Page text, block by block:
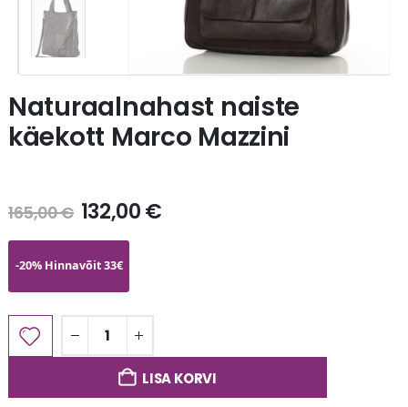
Naturaalnahast naiste
käekott Marco Mazzini
165,00€ 132,00€
-20% Hinnavõit 33€
LISA KORVI